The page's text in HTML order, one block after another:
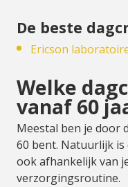
De beste
Ericson
Welke
vanaf 60
Meestal ben je door
60 bent. Natuurlijk
ook afhankelijk van
verzorgingsroutine.